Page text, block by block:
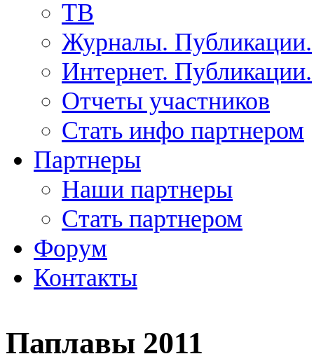
ТВ
Журналы. Публикации.
Интернет. Публикации.
Отчеты участников
Стать инфо партнером
Партнеры
Наши партнеры
Стать партнером
Форум
Контакты
Паплавы 2011